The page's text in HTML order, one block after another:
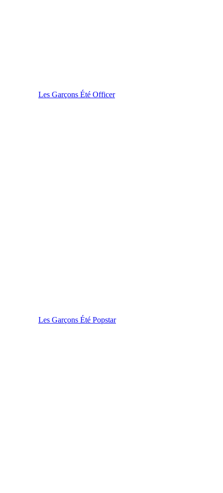
Les Garçons Été Officer
Les Garçons Été Popstar